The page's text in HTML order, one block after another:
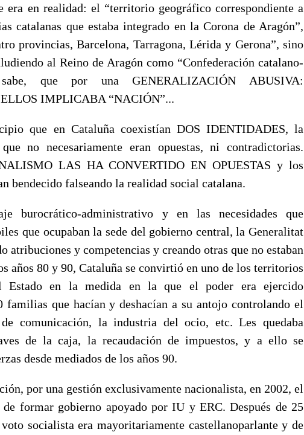
era en realidad: el “territorio geográfico correspondiente a
catalanas que estaba integrado en la Corona de Aragón”,
provincias, Barcelona, Tarragona, Lérida y Gerona”, sino
al Reino de Aragón como “Confederación catalano-
que por una GENERALIZACIÓN ABUSIVA:
IMPLICABA “NACIÓN”...
que en Cataluña coexistían DOS IDENTIDADES, la
no necesariamente eran opuestas, ni contradictorias.
LAS HA CONVERTIDO EN OPUESTAS y los
bendecido falseando la realidad social catalana.
burocrático-administrativo y en las necesidades que
que ocupaban la sede del gobierno central, la Generalitat
atribuciones y competencias y creando otras que no estaban
años 80 y 90, Cataluña se convirtió en uno de los territorios
Estado en la medida en la que el poder era ejercido
familias que hacían y deshacían a su antojo controlando el
comunicación, la industria del ocio, etc. Les quedaba
de la caja, la recaudación de impuestos, y a ello se
desde mediados de los años 90.
por una gestión exclusivamente nacionalista, en 2002, el
de formar gobierno apoyado por IU y ERC. Después de 25
socialista era mayoritariamente castellanoparlante y de